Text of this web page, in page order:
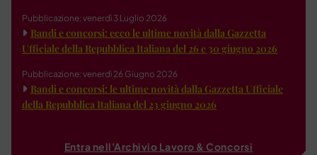
Pubblicazione: venerdì 3 Luglio 2026
Bandi e concorsi: ecco le ultime novità dalla Gazzetta
Ufficiale della Repubblica Italiana del 26 e 30 giugno 2026
Pubblicazione: venerdì 26 Giugno 2026
Bandi e concorsi: le ultime novità dalla Gazzetta Ufficiale
della Repubblica Italiana del 23 giugno 2026
Entra nell'Archivio Lavoro & Concorsi